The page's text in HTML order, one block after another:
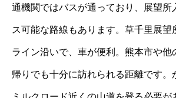
通機関ではバスが通っており、展望所
ス可能な路線もあります。草千里展望
ライン沿いで、車が便利。熊本市や他
帰りでも十分に訪れられる距離です。